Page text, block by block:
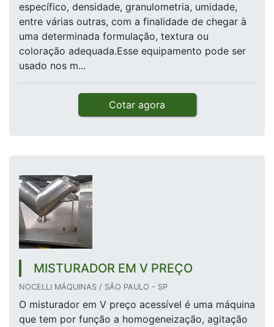
específico, densidade, granulometria, umidade,
entre várias outras, com a finalidade de chegar à
uma determinada formulação, textura ou
coloração adequada.Esse equipamento pode ser
usado nos m...
Cotar agora
MISTURADOR EM V PREÇO
NOCELLI MÁQUINAS / SÃO PAULO - SP
O misturador em V preço acessível é uma máquina
que tem por função a homogeneização, agitação